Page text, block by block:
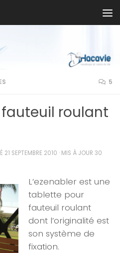
5
roulant
21 SEPTEMBRE 2010 · MIS À JOUR 30
L’ezenabler est une
tablette pour
fauteuil roulant
dont l’originalité est
son système de
fixation.